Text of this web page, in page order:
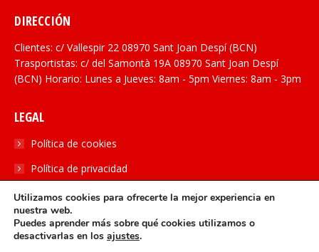
DIRECCIÓN
Clientes: c/ Vallespir 22 08970 Sant Joan Despí (BCN)
Trasportistas: c/ del Samontà 19A 08970 Sant Joan Despí
(BCN) Horario: Lunes a Jueves: 8am - 5pm Viernes: 8am - 3pm
LEGAL
Política de cookies
Política de privacidad
SOCIAL
Encuéntranos en:
Utilizamos cookies para ofrecerte la mejor experiencia en
nuestra web.
Puedes aprender más sobre qué cookies utilizamos o
desactivarlas en los ajustes.